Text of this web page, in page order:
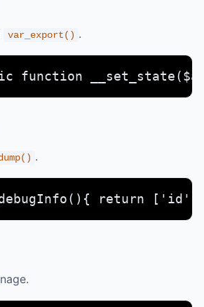
var_export() .
function
.
return ['id'